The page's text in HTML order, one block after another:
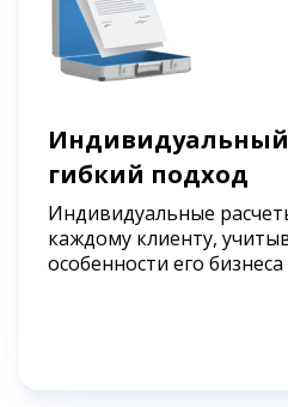
гибкий подход
Индивидуальные
каждому клиенту,
особенности его бизнеса